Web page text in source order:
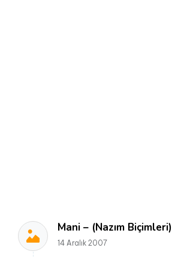
Mani – (Nazım Biçimleri)
14 Aralık 2007